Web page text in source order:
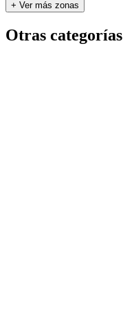
+ Ver más zonas
Otras categorías